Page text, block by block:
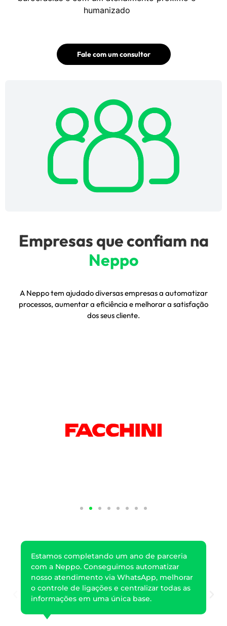
humanizado
Fale com um consultor
Empresas que confiam na
Neppo
A Neppo tem ajudado diversas empresas a automatizar
processos, aumentar a eficiência e melhorar a satisfação
dos seus cliente.
Estamos completando um ano de parceria
com a Neppo. Conseguimos automatizar
nosso atendimento via WhatsApp, melhorar
o controle de ligações e centralizar todas as
informações em uma única base.